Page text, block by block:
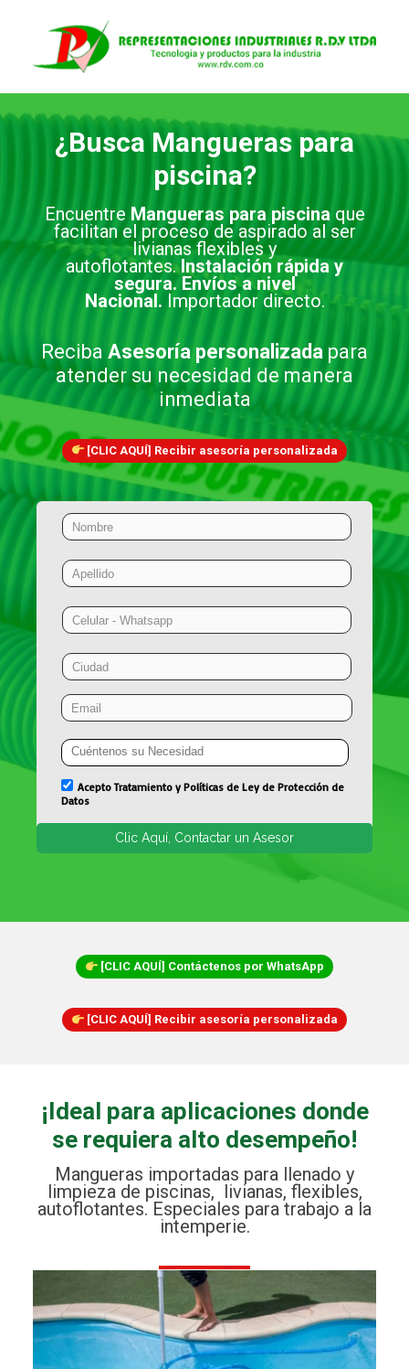
¿Busca Mangueras para
piscina?
Encuentre Mangueras para piscina que
facilitan el proceso de aspirado al ser
livianas flexibles y
autoflotantes.Instalación rápida y
segura. Envíos a nivel
Nacional. Importador directo.
Reciba Asesoría personalizada para
atender su necesidad de manera
inmediata
[CLIC AQUÍ] Recibir asesoría personalizada
[CLIC AQUÍ] Contáctenos por WhatsApp
[CLIC AQUÍ] Recibir asesoría personalizada
¡Ideal para aplicaciones donde
se requiera alto desempeño!
Mangueras importadas para llenado y
limpieza de piscinas, livianas, flexibles,
autoflotantes. Especiales para trabajo a la
intemperie.